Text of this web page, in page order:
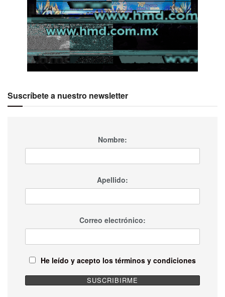
Suscríbete a nuestro newsletter
Nombre:
Apellido:
Correo electrónico:
He leído y acepto los términos y condiciones